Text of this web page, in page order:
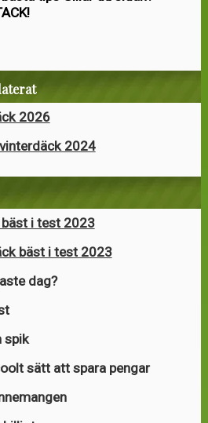
2026
2024
i test 2023
bäst i test 2023
dag?
spik
sätt att spara pengar